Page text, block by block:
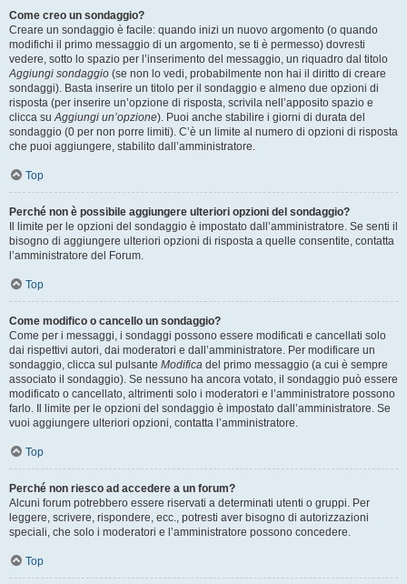
Come creo un sondaggio?
Creare un sondaggio è facile: quando inizi un nuovo argomento (o quando
modifichi il primo messaggio di un argomento, se ti è permesso) dovresti
vedere, sotto lo spazio per l’inserimento del messaggio, un riquadro dal titolo
Aggiungi sondaggio (se non lo vedi, probabilmente non hai il diritto di creare
sondaggi). Basta inserire un titolo per il sondaggio e almeno due opzioni di
risposta (per inserire un’opzione di risposta, scrivila nell’apposito spazio e
clicca suAggiungi un’opzione). Puoi anche stabilire i giorni di durata del
sondaggio (0 per non porre limiti). C’è un limite al numero di opzioni di risposta
che puoi aggiungere, stabilito dall’amministratore.
Top
Perché non è possibile aggiungere ulteriori opzioni del sondaggio?
Il limite per le opzioni del sondaggio è impostato dall’amministratore. Se senti il
bisogno di aggiungere ulteriori opzioni di risposta a quelle consentite, contatta
l’amministratore del Forum.
Top
Come modifico o cancello un sondaggio?
Come per i messaggi, i sondaggi possono essere modificati e cancellati solo
dai rispettivi autori, dai moderatori e dall’amministratore. Per modificare un
sondaggio, clicca sul pulsante Modifica del primo messaggio (a cui è sempre
associato il sondaggio). Se nessuno ha ancora votato, il sondaggio può essere
modificato o cancellato, altrimenti solo i moderatori e l’amministratore possono
farlo. Il limite per le opzioni del sondaggio è impostato dall’amministratore. Se
vuoi aggiungere ulteriori opzioni, contatta l’amministratore.
Top
Perché non riesco ad accedere a un forum?
Alcuni forum potrebbero essere riservati a determinati utenti o gruppi. Per
leggere, scrivere, rispondere, ecc., potresti aver bisogno di autorizzazioni
speciali, che solo i moderatori e l’amministratore possono concedere.
Top